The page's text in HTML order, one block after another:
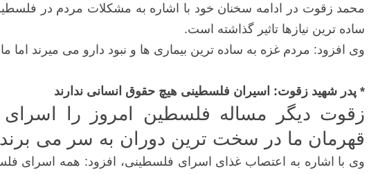
محمد زقوت در ادامه سخنان خود با اشاره به مشکلات مردم در
ساده ترین نیازها تاثیر گذاشته است.
وی افزود: مردم غزه به ساده ترین بیماری ها و نبود دارو می میرند
* پدر شهید زقوت: اسیران فلسطینی هیچ حقوق انسانی ندارند
زقوت دیگر مساله فلسطین امروز را
قهرمان ما در سخت ترین دوران به سر می